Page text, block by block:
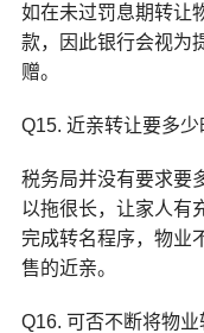
如在未过罚息期转让
款，因此银行会视为
赠。
Q15. 近亲转让要多少
税务局并没有要求要
以拖很长，让家人有
完成转名程序，物业
售的近亲。
Q16. 可否不断将物